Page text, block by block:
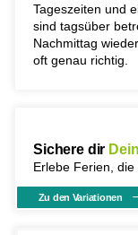
Tageszeiten und
sind tagsüber
Nachmittag
oft genau richtig.
Sichere dir
Erlebe Ferien,
Zu den Variationen